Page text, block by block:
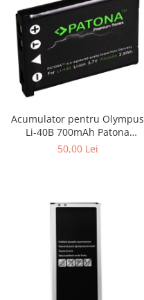
Acumulator pentru Olympus
Li-40B 700mAh Patona
Premium
50,00 Lei